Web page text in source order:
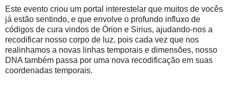
Este evento criou um portal interestelar que muitos de vocês
já estão sentindo, e que envolve o profundo influxo de
códigos de cura vindos de Órion e Sirius, ajudando-nos a
recodificar nosso corpo de luz, pois cada vez que nos
realinhamos a novas linhas temporais e dimensões, nosso
DNA também passa por uma nova recodificação em suas
coordenadas temporais.